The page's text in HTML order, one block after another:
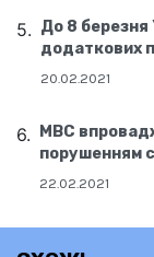
До 8 березня
додаткових
20.02.2021
МВС
порушенням
22.02.2021